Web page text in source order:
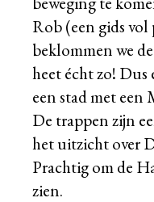
Rob (een gids vol
beklommen we
heet écht zo!
een stad met
De trappen zijn
het uitzicht over
Prachtig om de
zien.